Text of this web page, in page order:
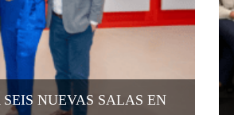
NUEVAS SALAS EN